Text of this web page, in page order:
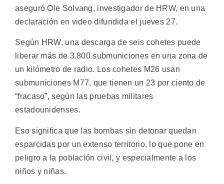
aseguró Ole Solvang, investigador de HRW, en una
declaración en video difundida el jueves 27.
Según HRW, una descarga de seis cohetes puede
liberar más de 3.800 submuniciones en una zona de
un kilómetro de radio. Los cohetes M26 usan
submuniciones M77, que tienen un 23 por ciento de
“fracaso”, según las pruebas militares
estadounidenses.
Eso significa que las bombas sin detonar quedan
esparcidas por un extenso territorio, lo que pone en
peligro a la población civil, y especialmente a los
niños y niñas.